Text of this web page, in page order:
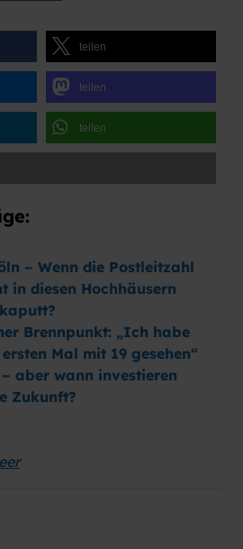
teilen
teilen
teilen
– Wenn die Postleitzahl
in diesen Hochhäusern
Brennpunkt: „Ich habe
Mal mit 19 gesehen“
aber wann investieren
Zukunft?